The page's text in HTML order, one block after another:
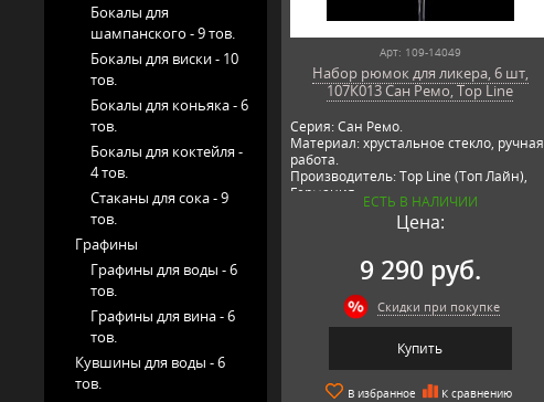
Бокалы для
шампанского -9 тов.
Бокалы для виски - 10
тов.
Бокалы для коньяка -6
тов.
Бокалы для коктейля -
4 тов.
Стаканы для сока -9
тов.
Графины
Графины для воды -6
тов.
Графины для вина -6
тов.
Кувшины для воды -6
тов.
Арт: 109-14049
Набор рюмок для ликера, 6 шт,
107К013 Сан Ремо, Top Line
Серия: Сан Ремо.
Материал: хрустальное стекло, ручная
работа.
Производитель: Top Line (Топ Лайн),
Германия. ЕСТЬ В НАЛИЧИИ
Цена:
9 290 руб.
Скидки при покупке
Купить
В избранное К сравнению